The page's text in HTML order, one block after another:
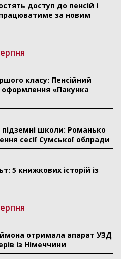
доступ до пенсій і
за новим
класу: Пенсійний
«Пакунка
підземні школи: Романько
сесії Сумської облради
5 книжкових історій із
отримала апарат УЗД
із Німеччини